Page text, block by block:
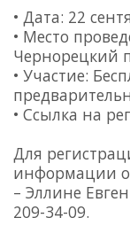
• Дата: 22
• Место
Чернорецкий
• Участие:
• Ссылка на
Для
информации
– Эллине
209-34-09.